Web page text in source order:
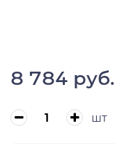
8 784 руб.
шт